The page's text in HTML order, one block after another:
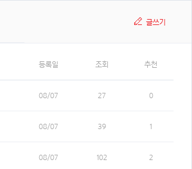
글쓰기
등록일 조회 추천
08/07 27 0
08/07 39 1
08/07 102 2